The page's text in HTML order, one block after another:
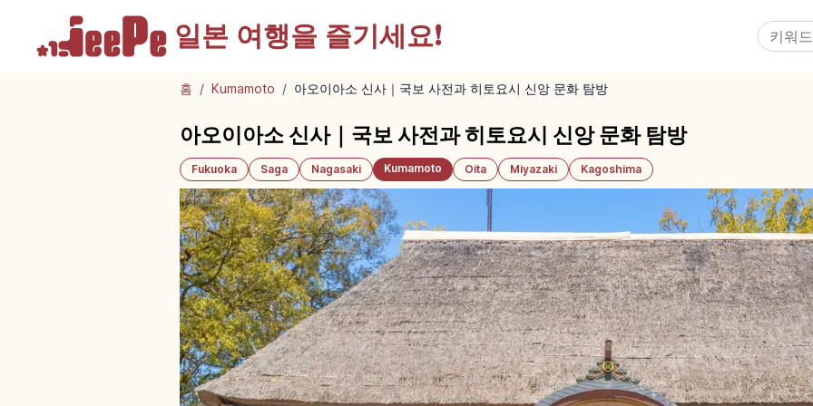
일본 여행을 즐기세요!
홈 / Kumamoto / 아오이아소 신사｜국보 사전과 히토요시 신앙 문화 탐방
아오이아소 신사｜국보 사전과 히토요시 신앙 문화 탐방
Fukuoka Saga Nagasaki Kumamoto Oita Miyazaki Kagoshima